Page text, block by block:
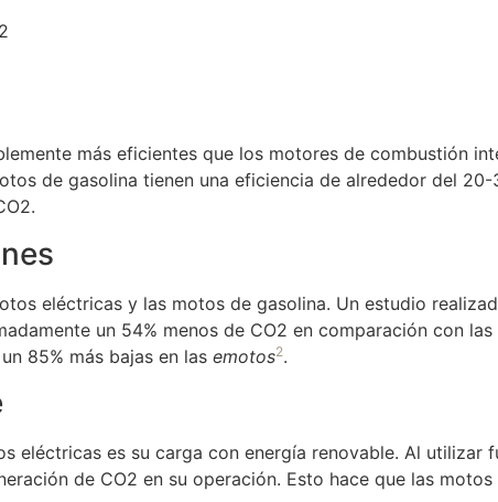
más eficientes que los motores de combustión
de gasolina tienen una eficiencia de alrededor del
eléctricas y las motos de gasolina. Un estudio
un 54% menos de CO2 en comparación con
85% más bajas en las emotos2.
es su carga con energía renovable. Al utilizar
de CO2 en su operación. Esto hace que las